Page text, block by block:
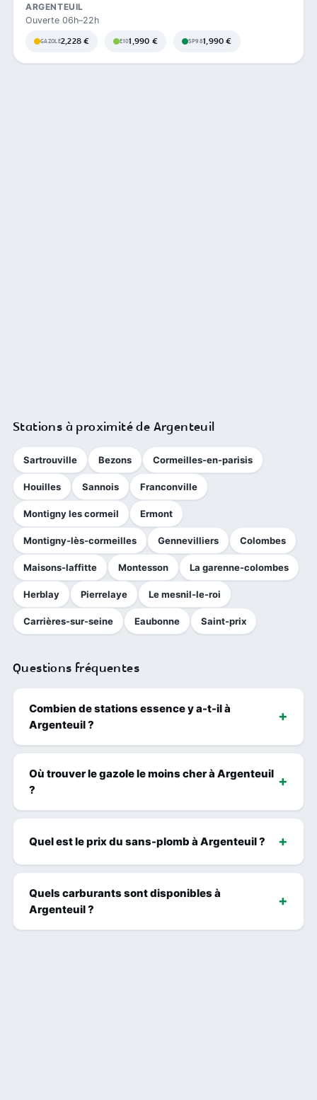
ARGENTEUIL
Ouverte 06h–22h
GAZOLE2,228 € E101,990 € SP981,990 €
Stations à proximité de Argenteuil
Sartrouville Bezons Cormeilles-en-parisis
Houilles Sannois Franconville
Montigny les cormeil Ermont
Montigny-lès-cormeilles Gennevilliers Colombes
Maisons-laffitte Montesson La garenne-colombes
Herblay Pierrelaye Le mesnil-le-roi
Carrières-sur-seine Eaubonne Saint-prix
Questions fréquentes
Combien de stations essence y a-t-il à
Argenteuil ?
Où trouver le gazole le moins cher à Argenteuil
?
Quel est le prix du sans-plomb à Argenteuil ?
Quels carburants sont disponibles à
Argenteuil ?